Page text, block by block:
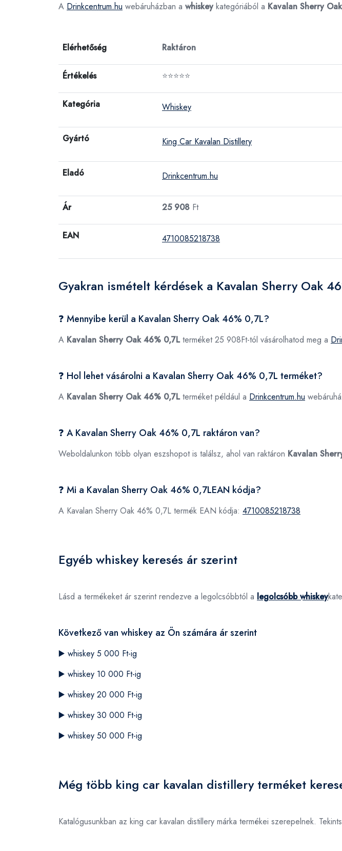
A Drinkcentrum.hu webáruházban a whiskeykategóriából a Kavalan Sherry
Elérhetőség Raktáron
Értékelés ⭐⭐⭐⭐⭐
Kategória Whiskey
Gyártó King Car Kavalan Distillery
Eladó Drinkcentrum.hu
Ár 25 908 Ft
EAN 4710085218738
Gyakran ismételt kérdések a Kavalan Sherry Oak
❓ Mennyibe kerül a Kavalan Sherry Oak 46% 0,7L?
A Kavalan Sherry Oak 46% 0,7Lterméket 25 908Ft-tól vásárolhatod meg a
❓ Hol lehet vásárolni a Kavalan Sherry Oak 46% 0,7L terméket?
A Kavalan Sherry Oak 46% 0,7Lterméket például a Drinkcentrum.hu
❓ A Kavalan Sherry Oak 46% 0,7L raktáron van?
Weboldalunkon több olyan eszshopot is találsz, ahol van raktáron Kavalan
❓ Mi a Kavalan Sherry Oak 46% 0,7LEAN kódja?
A Kavalan Sherry Oak 46% 0,7L termék EAN kódja: 4710085218738
Egyéb whiskey keresés ár szerint
Lásd a termékeket ár szerint rendezve a legolcsóbbtól a legolcsóbb whiskey
Következő van whiskey az Ön számára ár szerint
▶️ whiskey 5 000 Ft-ig
▶️ whiskey 10 000 Ft-ig
▶️ whiskey 20 000 Ft-ig
▶️ whiskey 30 000 Ft-ig
▶️ whiskey 50 000 Ft-ig
Még több king car kavalan distillery terméket
Katalógusunkban az king car kavalan distillery márka termékei szerepelnek.